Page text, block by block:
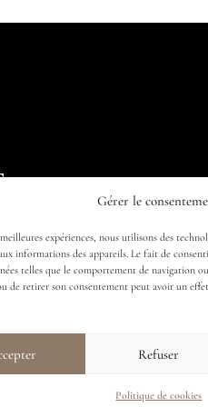
Gérer le
expériences, nous utilisons des
informations des appareils. Le fait de
telles que le comportement de navigation
de retirer son consentement peut avoir un
Refuser
Politique de cookies
us